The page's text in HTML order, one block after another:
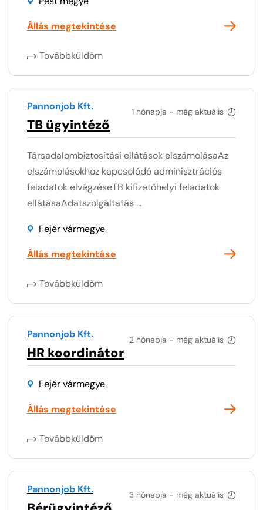
Állás megtekintése
Továbbküldöm
1 hónapja - még aktuális
Pannonjob Kft.
TB ügyintéző
Társadalombiztosítási ellátások elszámolásaAz
elszámolásokhoz kapcsolódó adminisztrációs
feladatok elvégzéseTB kifizetőhelyi feladatok
ellátásaAdatszolgáltatás ...
Fejér vármegye
Állás megtekintése
Továbbküldöm
2 hónapja - még aktuális
Pannonjob Kft.
HR koordinátor
Fejér vármegye
Állás megtekintése
Továbbküldöm
3 hónapja - még aktuális
Pannonjob Kft.